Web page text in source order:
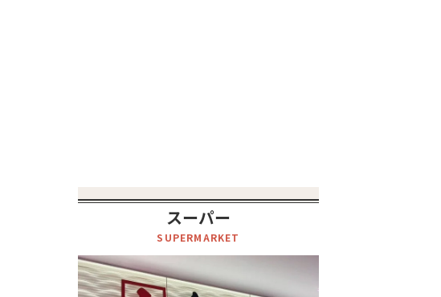
スーパー
SUPERMARKET